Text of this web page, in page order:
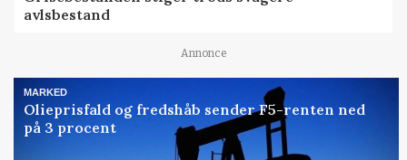
avlsbestand
Annonce
MARKED
Olieprisfald og fredshåb sender F5-renten ned
på 3 procent